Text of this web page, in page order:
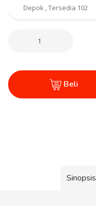
Beli
Sinopsis